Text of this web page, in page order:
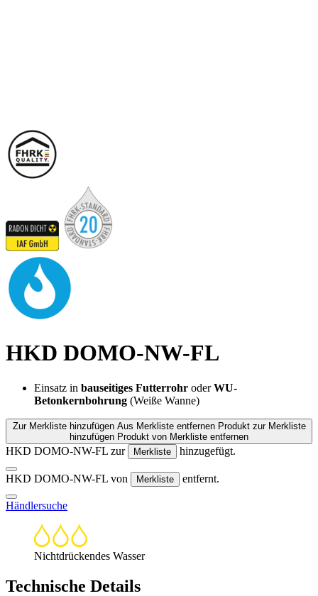
HKD DOMO-NW-FL
Einsatz in bauseitiges Futterrohr oderWU-
Betonkernbohrung (Weiße Wanne)
Zur Merkliste hinzufügen Aus Merkliste entfernen Produkt zur Merkliste
hinzufügen Produkt von Merkliste entfernen
HKD DOMO-NW-FL zur Merkliste hinzugefügt.
HKD DOMO-NW-FL von Merkliste entfernt.
Händlersuche
Nichtdrückendes Wasser
Technische Details